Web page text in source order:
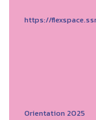
https://
Orientation 2025